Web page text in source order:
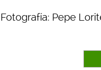
Fotografía: Pepe